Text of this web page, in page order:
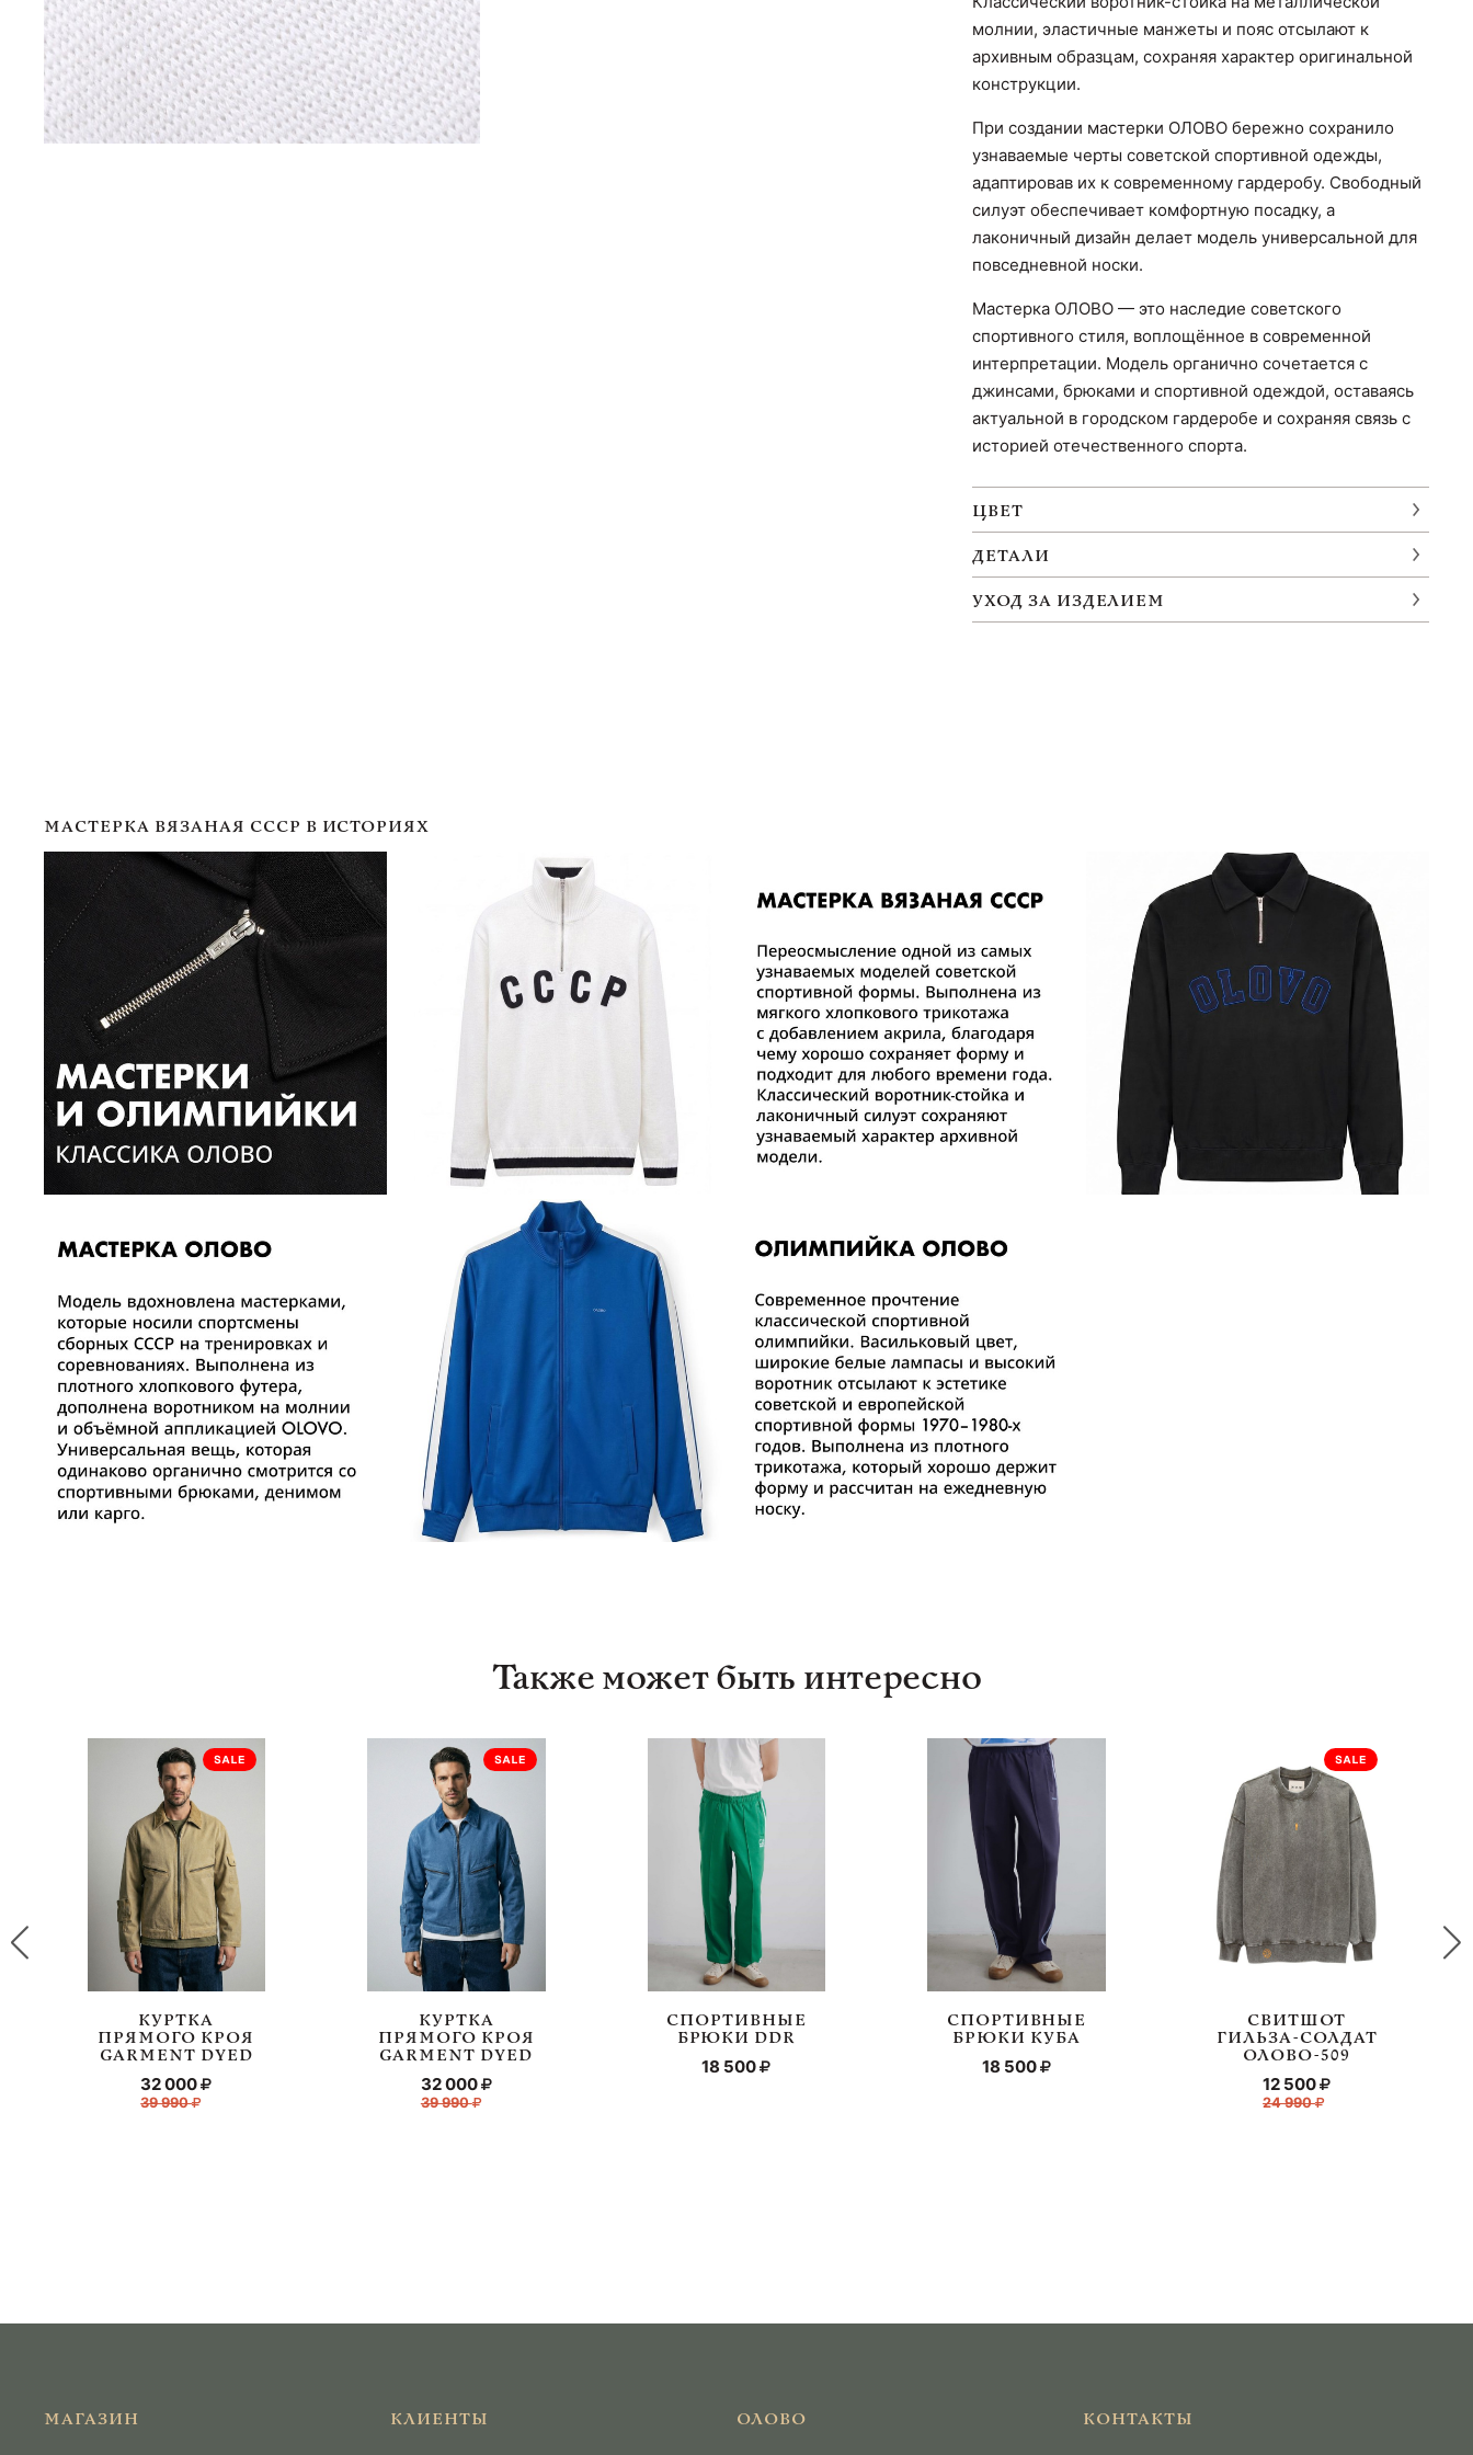
молнии, эластичные манжеты и пояс отсылают к
архивным образцам, сохраняя характер оригинальной
конструкции.
При создании мастерки ОЛОВО бережно сохранило
узнаваемые черты советской спортивной одежды,
адаптировав их к современному гардеробу. Свободный
силуэт обеспечивает комфортную посадку, а
лаконичный дизайн делает модель универсальной для
повседневной носки.
Мастерка ОЛОВО — это наследие советского
спортивного стиля, воплощённое в современной
интерпретации. Модель органично сочетается с
джинсами, брюками и спортивной одеждой, оставаясь
актуальной в городском гардеробе и сохраняя связь с
историей отечественного спорта.
ЦВЕТ
ДЕТАЛИ
УХОД ЗА ИЗДЕЛИЕМ
МАСТЕРКА ВЯЗАНАЯ СССР В ИСТОРИЯХ
Также может быть интересно
КУРТКА
ПРЯМОГО КРОЯ
GARMENT DYED
39 990
32 000
КУРТКА
ПРЯМОГО КРОЯ
GARMENT DYED
39 990
32 000
СПОРТИВНЫЕ
БРЮКИ DDR
18 500
СПОРТИВНЫЕ
БРЮКИ КУБА
18 500
СВИТШОТ
ГИЛЬЗА-СОЛДАТ
ОЛОВО-509
24 990
12 500
МАГАЗИН КЛИЕНТЫ ОЛОВО КОНТАКТЫ